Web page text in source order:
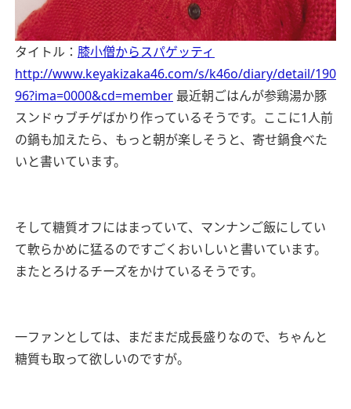
タイトル： 膝小僧からスパゲッティ
http://www.keyakizaka46.com/s/k46o/diary/detail/190
96?ima=0000&cd=member 最近朝ごはんが参鶏湯か豚
スンドゥブチゲばかり作っているそうです。ここに1人前
の鍋も加えたら、もっと朝が楽しそうと、寄せ鍋食べた
いと書いています。
そして糖質オフにはまっていて、マンナンご飯にしてい
て軟らかめに猛るのですごくおいしいと書いています。
またとろけるチーズをかけているそうです。
一ファンとしては、まだまだ成長盛りなので、ちゃんと
糖質も取って欲しいのですが。